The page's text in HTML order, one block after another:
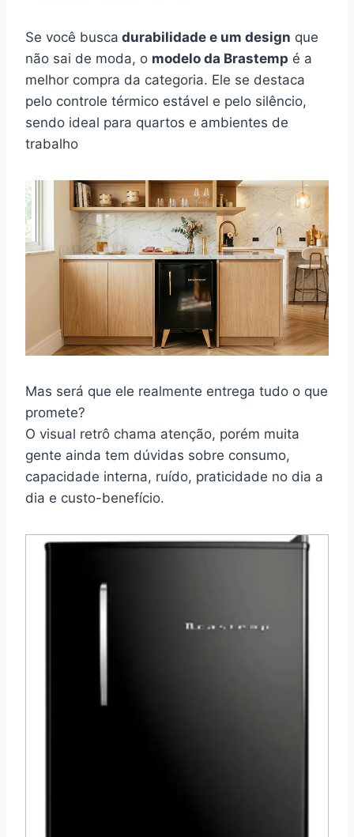
Se você busca durabilidade e um design que
não sai de moda, o modelo da Brastemp é a
melhor compra da categoria. Ele se destaca
pelo controle térmico estável e pelo silêncio,
sendo ideal para quartos e ambientes de
trabalho
Mas será que ele realmente entrega tudo o que
promete?
O visual retrô chama atenção, porém muita
gente ainda tem dúvidas sobre consumo,
capacidade interna, ruído, praticidade no dia a
dia e custo-benefício.